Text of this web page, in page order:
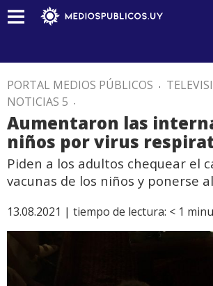
PORTAL MEDIOS PÚBLICOS .
NOTICIAS 5 .
Aumentaron las
niños por virus
Piden a los adultos chequear el
vacunas de los niños y ponerse
13.08.2021 | tiempo de lectura: < 1